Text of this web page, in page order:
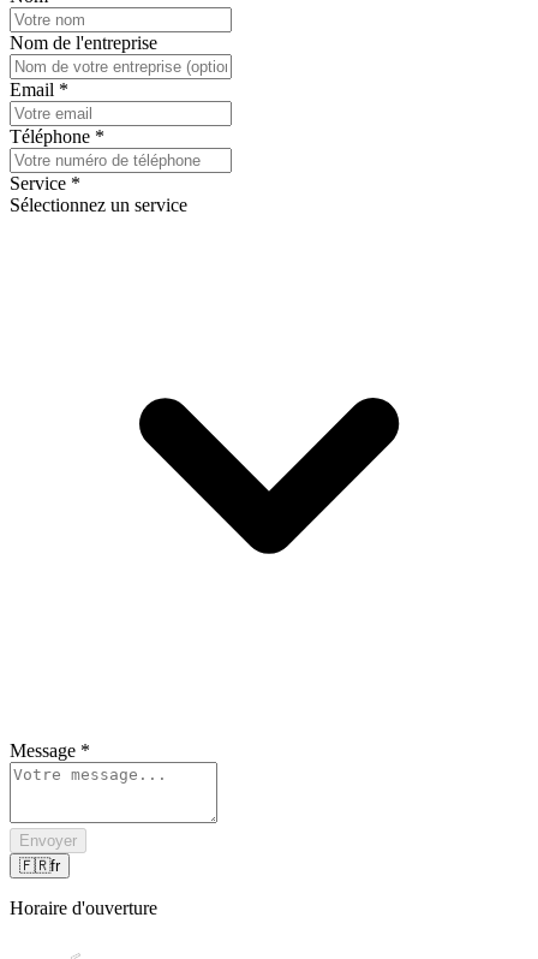
Nom de l'entreprise
Email *
Téléphone *
Service *
Sélectionnez un service
Message *
Envoyer
🇫🇷fr
Horaire d'ouverture